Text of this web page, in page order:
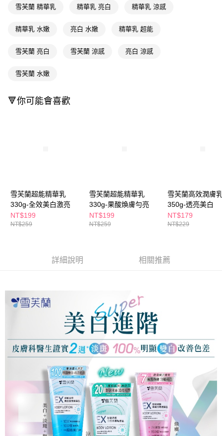
※ 請注意：結帳手續完成當下不需立刻繳費，但若您需要取消訂單，請聯絡
※ 交易是否成功請以「AFTEE先享後付 」之結帳頁面顯示為準，若有關於
客戶支援中心」
https://netprotections.freshdesk.com/support/home
１．透過由恩沛科技股份有限公司提供之「AFTEE先享後付」服務完成之交
２．關於個人資料處理事宜，請瀏覽以下網址：
付款後萊爾富取貨
每筆NT$65，滿NT$490(含以上)免運費
付款後7-11取貨
雪芙蘭 精華乳 精華乳 亮白 精華乳 涼感
精華乳 水嫩 亮白 水嫩 精華乳 超能
雪芙蘭 亮白 雪芙蘭 涼感 亮白 涼感
雪芙蘭 水嫩
🔻你可能會喜歡
雪芙蘭超能精華乳
330g-全效美白激亮
NT$199
NT$259
雪芙蘭超能精華乳
330g-果酸煥膚勻亮
NT$199
NT$259
雪芙蘭高效潤膚
350g-透亮美白
NT$179
NT$229
詳細說明 相關推薦